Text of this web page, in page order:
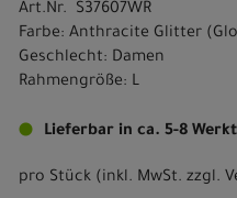
Art.Nr. S37607WR
Farbe: Anthracite Glitter
Geschlecht: Damen
Rahmengröße: L
Lieferbar in ca. 5-8
pro Stück (inkl. MwSt. zzgl.